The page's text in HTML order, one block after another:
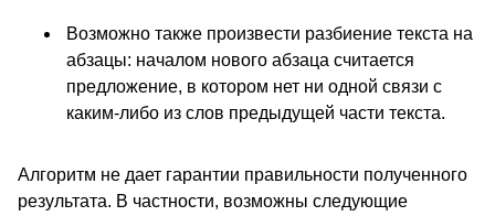
Возможно также произвести разбиение текста на
абзацы: началом нового абзаца считается
предложение, в котором нет ни одной связи с
каким-либо из слов предыдущей части текста.
Алгоритм не дает гарантии правильности полученного
результата. В частности, возможны следующие